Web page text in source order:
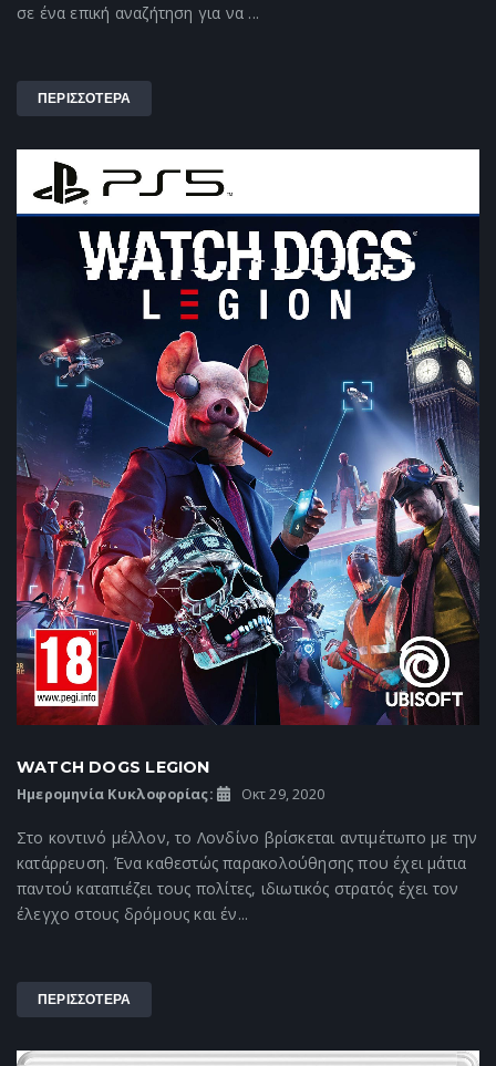
σε ένα επική αναζήτηση για να ...
ΠΕΡΙΣΣΟΤΕΡΑ
WATCH DOGS LEGION
Ημερομηνία Κυκλοφορίας: Οκτ 29, 2020
Στο κοντινό μέλλον, το Λονδίνο βρίσκεται αντιμέτωπο με την
κατάρρευση. Ένα καθεστώς παρακολούθησης που έχει μάτια
παντού καταπιέζει τους πολίτες, ιδιωτικός στρατός έχει τον
έλεγχο στους δρόμους και έν...
ΠΕΡΙΣΣΟΤΕΡΑ